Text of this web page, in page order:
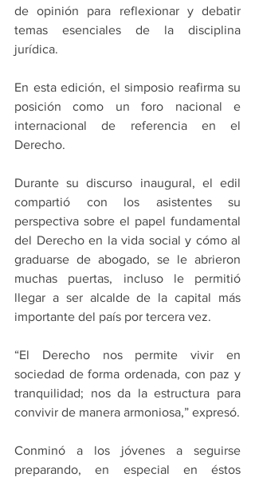
de opinión para reflexionar y debatir
temas esenciales de la disciplina
jurídica.
En esta edición, el simposio reafirma su
posición como un foro nacional e
internacional de referencia en el
Derecho.
Durante su discurso inaugural, el edil
compartió con los asistentes su
perspectiva sobre el papel fundamental
del Derecho en la vida social y cómo al
graduarse de abogado, se le abrieron
muchas puertas, incluso le permitió
llegar a ser alcalde de la capital más
importante del país por tercera vez.
“El Derecho nos permite vivir en
sociedad de forma ordenada, con paz y
tranquilidad; nos da la estructura para
convivir de manera armoniosa,” expresó.
Conminó a los jóvenes a seguirse
preparando, en especial en éstos